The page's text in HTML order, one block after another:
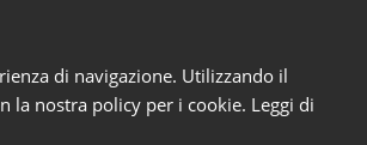
di navigazione. Utilizzando il
la nostra policy per i cookie. Leggi di